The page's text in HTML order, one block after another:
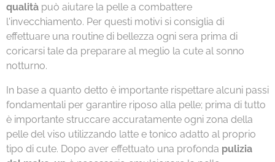
qualità può aiutare la pelle a combattere
l'invecchiamento. Per questi motivi si consiglia di
effettuare una routine di bellezza ogni sera prima di
coricarsi tale da preparare al meglio la cute al sonno
notturno.
In base a quanto detto è importante rispettare alcuni passi
fondamentali per garantire riposo alla pelle; prima di tutto
è importante struccare accuratamente ogni zona della
pelle del viso utilizzando latte e tonico adatto al proprio
tipo di cute. Dopo aver effettuato una profonda pulizia